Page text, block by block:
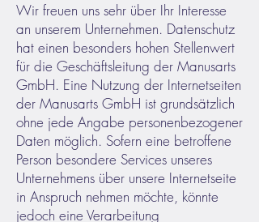
Wir freuen uns sehr über Ihr Interesse
an unserem Unternehmen. Datenschutz
hat einen besonders hohen Stellenwert
für die Geschäftsleitung der Manusarts
GmbH. Eine Nutzung der Internetseiten
der Manusarts GmbH ist grundsätzlich
ohne jede Angabe personenbezogener
Daten möglich. Sofern eine betroffene
Person besondere Services unseres
Unternehmens über unsere Internetseite
in Anspruch nehmen möchte, könnte
jedoch eine Verarbeitung